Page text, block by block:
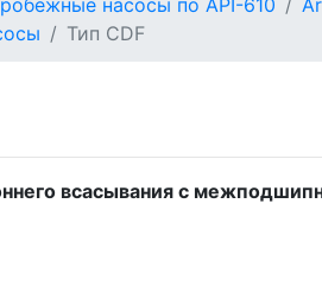
насосы по API-610
Тип CDF
всасывания с